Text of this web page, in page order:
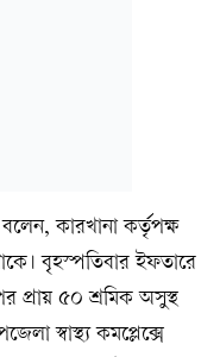
কারখানা কর্তৃপক্ষ
বৃহস্পতিবার ইফতারে
প্রায় ৫০ শ্রমিক অসুস্থ
স্বাস্থ্য কমপ্লেক্সে